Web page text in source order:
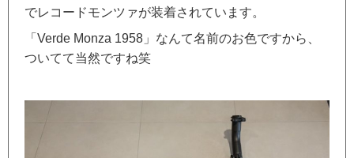
でレコードモンツァが装着されています。
「Verde Monza 1958」なんて名前のお色ですから、
ついてて当然ですね笑